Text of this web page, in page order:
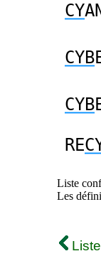
CY
CYB
CYB
RE
Liste
Les